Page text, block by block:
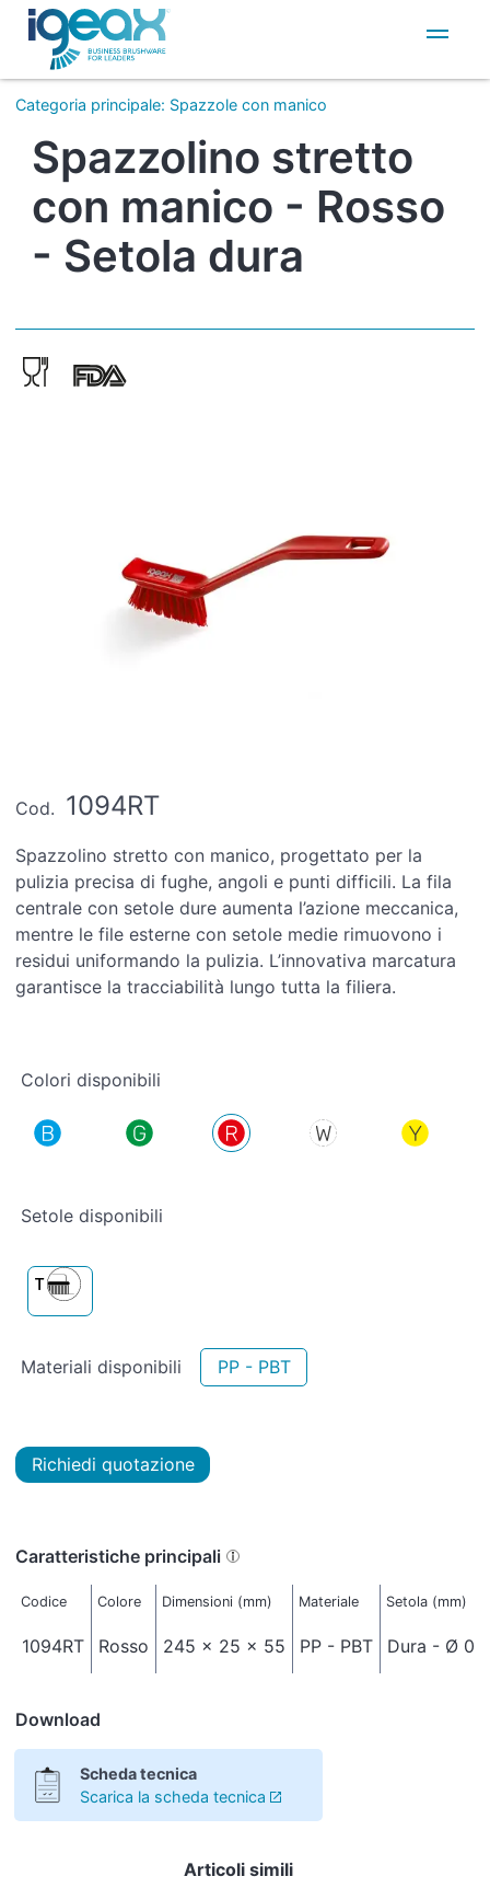
IT
EN
Categoria principale: Spazzole con manico
Spazzolino stretto
con manico - Rosso
- Setola dura
Cod. 1094RT
Spazzolino stretto con manico, progettato per la
pulizia precisa di fughe, angoli e punti difficili. La fila
centrale con setole dure aumenta l’azione meccanica,
mentre le file esterne con setole medie rimuovono i
residui uniformando la pulizia. L’innovativa marcatura
garantisce la tracciabilità lungo tutta la filiera.
Colori disponibili
Setole disponibili
Materiali disponibili PP - PBT
Richiedi quotazione
Caratteristiche principali
Codice Colore Dimensioni (mm) Materiale Setola (mm)
1094RT Rosso 245 x 25 x 55 PP - PBT Dura - Ø
Download
Scheda tecnica
Scarica la scheda tecnica
Articoli simili